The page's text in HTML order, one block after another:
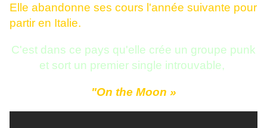
Elle abandonne ses cours l'année suivante pour
partir en Italie.
C'est dans ce pays qu'elle crée un groupe punk
et sort un premier single introuvable,
"On the Moon »